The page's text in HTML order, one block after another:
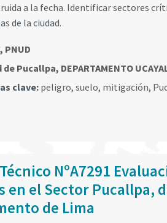
a la fecha. Identificar sectores
de la ciudad.
PNUD
de Pucallpa, DEPARTAMENTO
clave:peligro, suelo, mitigación,
NºA7291
en el Sector Pucallpa,
de Lima